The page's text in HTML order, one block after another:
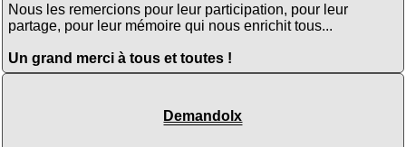
Nous les remercions pour leur participation, pour leur
partage, pour leur mémoire qui nous enrichit tous...
Un grand merci à tous et toutes !
Demandolx